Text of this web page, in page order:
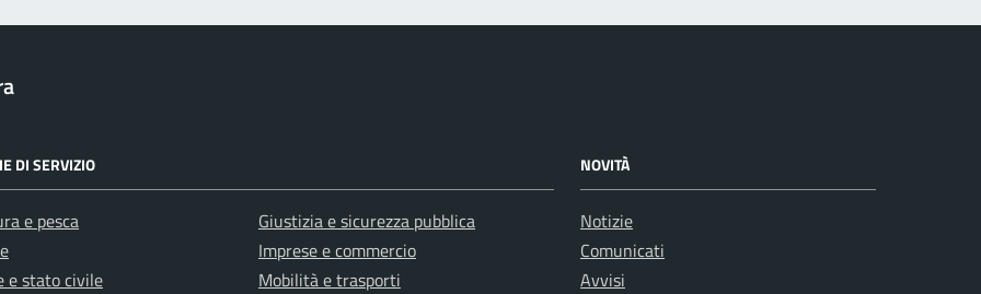
DI SERVIZIO
e pesca
e stato civile
Giustizia e sicurezza pubblica
Imprese e commercio
Mobilità e trasporti
NOVITÀ
Notizie
Comunicati
Avvisi